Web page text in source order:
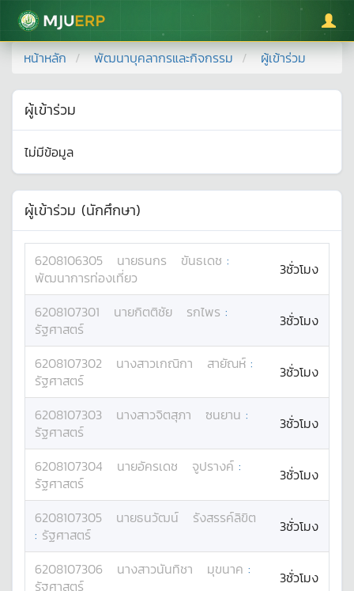
มหาวิทยาลัยแม่โจ้
หน้าหลัก พัฒนาบุคลากรและกิจกรรม ผู้เข้าร่วม
ผู้เข้าร่วม
ไม่มีข้อมูล
ผู้เข้าร่วม (นักศึกษา)
6208106305 นายธนกร ขันธเดช :
พัฒนาการท่องเที่ยว
3ชั่วโมง
6208107301 นายกิตติชัย รกไพร :
รัฐศาสตร์
3ชั่วโมง
6208107302 นางสาวเกณิกา สายัณห์ :
รัฐศาสตร์
3ชั่วโมง
6208107303 นางสาวจิตสุภา ซนยาน :
รัฐศาสตร์
3ชั่วโมง
6208107304 นายอัครเดช จูปรางค์ :
รัฐศาสตร์
3ชั่วโมง
6208107305 นายธนวัฒน์
รังสรรค์ลิขิต
: รัฐศาสตร์ 3ชั่วโมง
6208107306 นางสาวนันทิชา มุขนาค :
รัฐศาสตร์
3ชั่วโมง